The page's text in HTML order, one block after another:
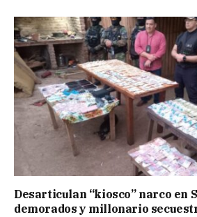
Desarticulan “kiosco” narco en
demorados y millonario